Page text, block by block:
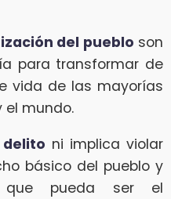
del pueblo son
para transformar de
vida de las mayorías
el mundo.
ni implica violar
básico del pueblo y
que pueda ser el